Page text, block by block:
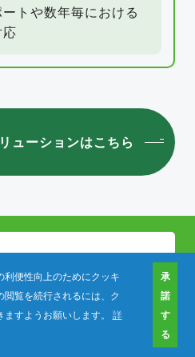
便性向上のためにクッキ
覧を続行されるには、ク
すようお願いします。 詳
承
諾
す
る
ートや数年毎における
応
ューションはこちら